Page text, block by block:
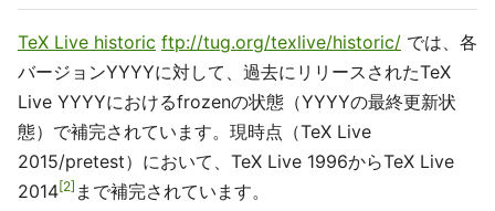
TeX Live historic ftp://tug.org/texlive/historic/ では、各
バージョンYYYYに対して、過去にリリースされたTeX
Live YYYYにおけるfrozenの状態（YYYYの最終更新状
態）で補完されています。現時点（TeX Live
2015/pretest）において、TeX Live 1996からTeX Live
2014 2 まで補完されています。